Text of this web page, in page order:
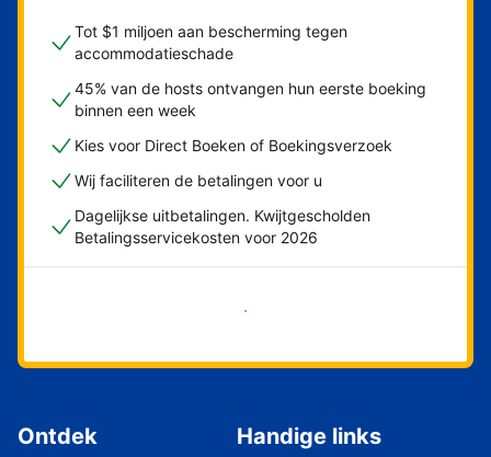
Tot $1 miljoen aan bescherming tegen
accommodatieschade
45% van de hosts ontvangen hun eerste boeking
binnen een week
Kies voor Direct Boeken of Boekingsverzoek
Wij faciliteren de betalingen voor u
Dagelijkse uitbetalingen. Kwijtgescholden
Betalingsservicekosten voor 2026
Nu meteen beginnen
Ontdek Handige links